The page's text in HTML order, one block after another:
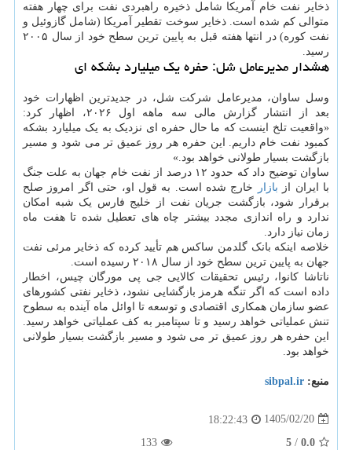
ذخایر نفت خام آمریکا شامل ذخیره راهبردی نفت برای چهار هفته
متوالی کم شده است. ذخایر سوخت تقطیر آمریکا (شامل گازوئیل و
نفت کوره) در انتها هفته قبل به پایین ترین سطح خود از سال ۲۰۰۵
رسید.
هشدار مدیرعامل شل: حفره یک میلیارد بشکه ای
وسل ساوان، مدیرعامل شرکت شل، در جدیدترین اظهارات خود
بعد از انتشار گزارش مالی سه ماهه اول ۲۰۲۶، اظهار کرد:
«واقعیت تلخ اینست که ما حال حفره ای نزدیک به یک میلیارد بشکه
کمبود نفت خام داریم. این حفره هر روز عمیق تر می شود و مسیر
بازگشت بسیار طولانی خواهد بود.»
ساوان توضیح داد که حدود ۱۲ درصد از نفت خام جهان به علت جنگ
با ایران از بازار
خارج شده است. به قول او، حتی اگر امروز صلح
برقرار شود، بازگشت جریان نفت از خلیج فارس یک شبه امکان
ندارد و راه اندازی مجدد بیشتر چاه های تعطیل شده تا هفت ماه
زمان نیاز دارد.
خلاصه اینکه بانک گلدمن ساکس هم تأیید کرده که ذخایر مرئی نفت
جهان به پایین ترین سطح خود از سال ۲۰۱۸ رسیده است.
ناتاشا کانوا، رئیس تحقیقات کالایی جی پی مورگان چیس، اخطار
داده است که اگر تنگه هرمز بازگشایی نشود، ذخایر نفتی کشورهای
عضو سازمان همکاری اقتصادی و توسعه تا اوائل ماه آینده به سطوح
تنش عملیاتی خواهد رسید و تا سپتامبر به کف عملیاتی خواهد رسید.
این حفره هر روز عمیق تر می شود و مسیر بازگشت بسیار طولانی
خواهد بود.
منبع: sibpal.ir
1405/02/20
18:22:43
0.0
/
5
133